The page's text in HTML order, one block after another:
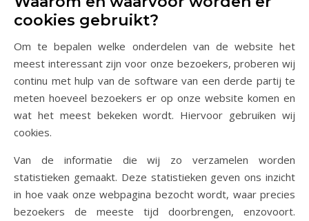
cookies gebruikt?
Om te bepalen welke onderdelen van de website het
meest interessant zijn voor onze bezoekers, proberen wij
continu met hulp van de software van een derde partij te
meten hoeveel bezoekers er op onze website komen en
wat het meest bekeken wordt. Hiervoor gebruiken wij
cookies.
Van de informatie die wij zo verzamelen worden
statistieken gemaakt. Deze statistieken geven ons inzicht
in hoe vaak onze webpagina bezocht wordt, waar precies
bezoekers de meeste tijd doorbrengen, enzovoort.